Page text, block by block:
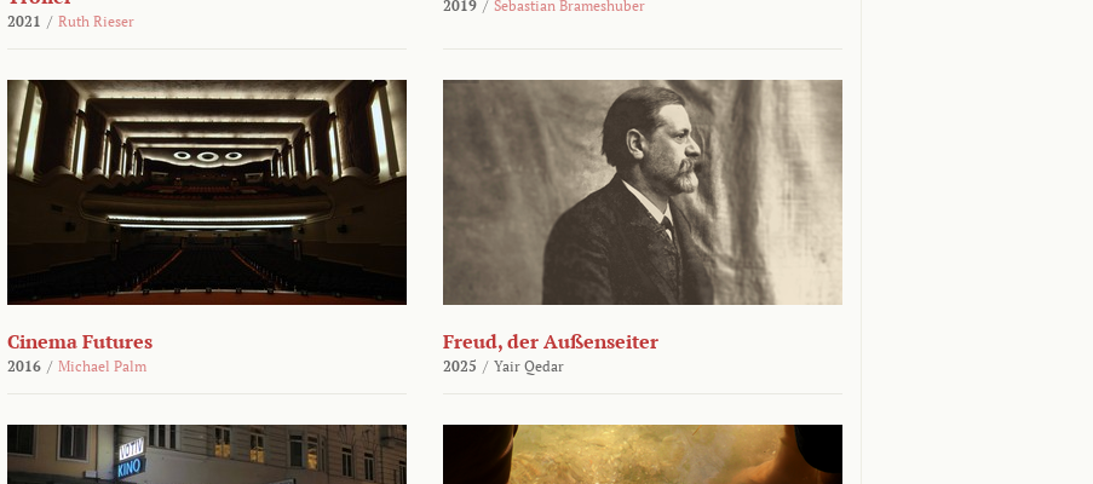
2021 / Ruth Rieser
2019 / Sebastian Brameshuber
Cinema Futures
2016 / Michael Palm
Freud, der Außenseiter
2025 / Yair Qedar